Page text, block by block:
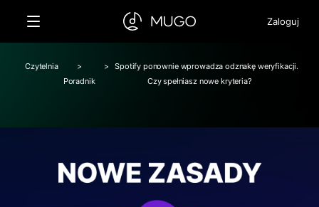
Zaloguj
Czytelnia
>
Poradnik
>
Spotify ponownie wprowadza odznakę weryfikacji.
Czy spełniasz nowe kryteria?